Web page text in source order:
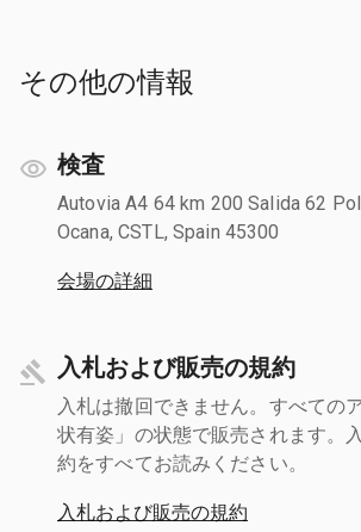
その他の情報
検査
Autovia A4 64 km 200 Salida 62
Ocana, CSTL, Spain 45300
会場の詳細
入札および販売の規約
入札は撤回できません。すべての
状有姿」の状態で販売されます。
約をすべてお読みください。
入札および販売の規約